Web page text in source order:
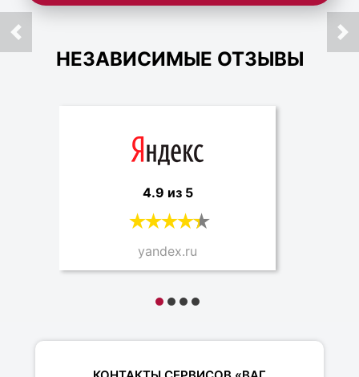
НЕЗАВИСИМЫЕ ОТЗЫВЫ
4.9 из 5
yandex.ru